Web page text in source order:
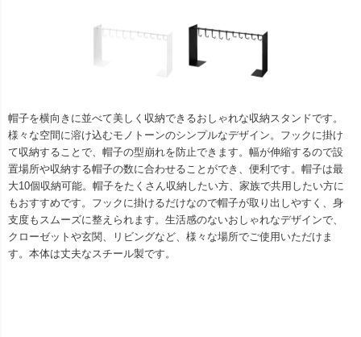
帽子を横向きに並べて美しく収納できるおしゃれな収納スタンドです。
様々な空間に溶け込むモノトーンのシンプルなデザイン。フックに掛け
て収納することで、帽子の型崩れを防止できます。幅が伸縮するので設
置場所や収納する帽子の数に合わせることができ、便利です。帽子は最
大10個収納可能。帽子をたくさん収納したい方、家族で共用したい方に
もおすすめです。フックに掛けるだけなので帽子が取り出しやすく、身
支度もスムーズに整えられます。生活感のないおしゃれなデザインで、
クローゼットや玄関、リビングなど、様々な場所でご使用いただけま
す。本体は丈夫なスチール製です。